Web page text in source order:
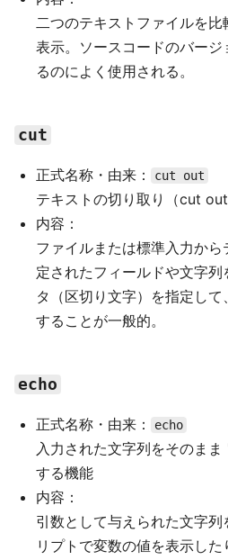
二つのテキストファイルを
表示。ソースコードのバー
るのによく使用される。
cut
正式名称・由来： cut out
テキストの切り取り（cut
内容：
ファイルまたは標準入力か
定されたフィールドや文字列
タ（区切り文字）を指定し
することが一般的。
echo
正式名称・由来： echo
入力された文字列をそのまま
する機能
内容：
引数として与えられた文字
リプトで変数の値を表示し